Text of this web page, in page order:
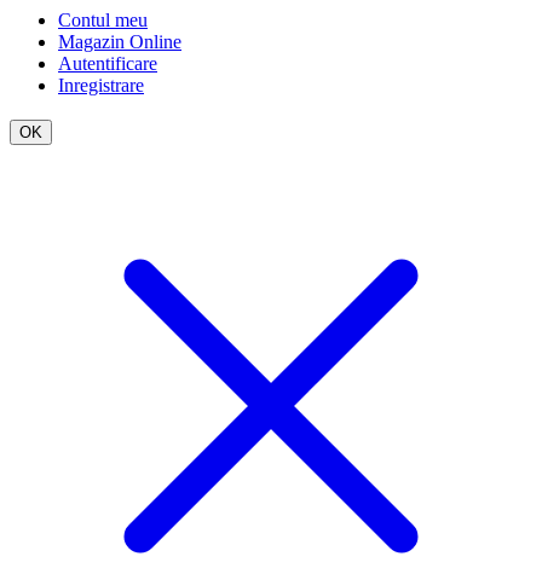
Contul meu
Magazin Online
Autentificare
Inregistrare
OK